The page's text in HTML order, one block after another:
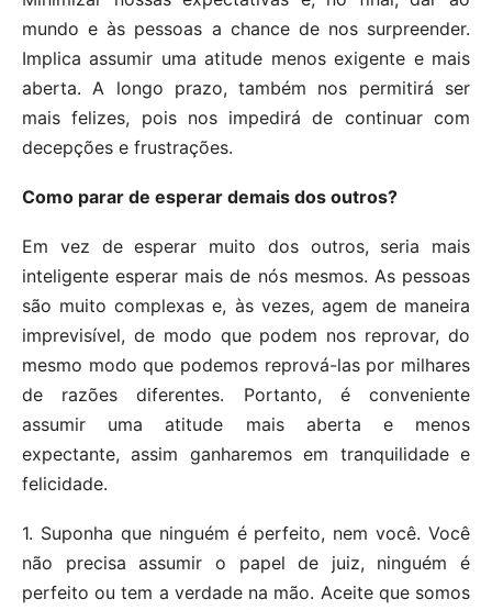
mundo e às pessoas a chance de nos surpreender.
Implica assumir uma atitude menos exigente e mais
aberta. A longo prazo, também nos permitirá ser
mais felizes, pois nos impedirá de continuar com
decepções e frustrações.
Como parar de esperar demais dos outros?
Em vez de esperar muito dos outros, seria mais
inteligente esperar mais de nós mesmos. As pessoas
são muito complexas e, às vezes, agem de maneira
imprevisível, de modo que podem nos reprovar, do
mesmo modo que podemos reprová-las por milhares
de razões diferentes. Portanto, é conveniente
assumir uma atitude mais aberta e menos
expectante, assim ganharemos em tranquilidade e
felicidade.
1. Suponha que ninguém é perfeito, nem você. Você
não precisa assumir o papel de juiz, ninguém é
perfeito ou tem a verdade na mão. Aceite que somos